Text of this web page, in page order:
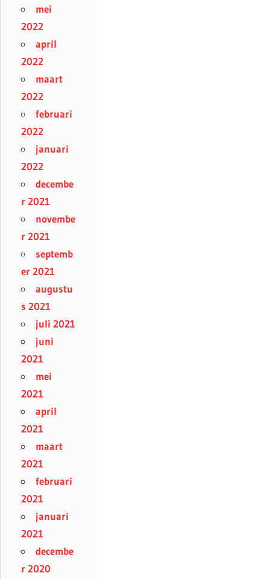
mei
2022
april
2022
maart
2022
februari
2022
januari
2022
decembe
r 2021
novembe
r 2021
septemb
er 2021
augustu
s 2021
juli 2021
juni
2021
mei
2021
april
2021
maart
2021
februari
2021
januari
2021
decembe
r 2020